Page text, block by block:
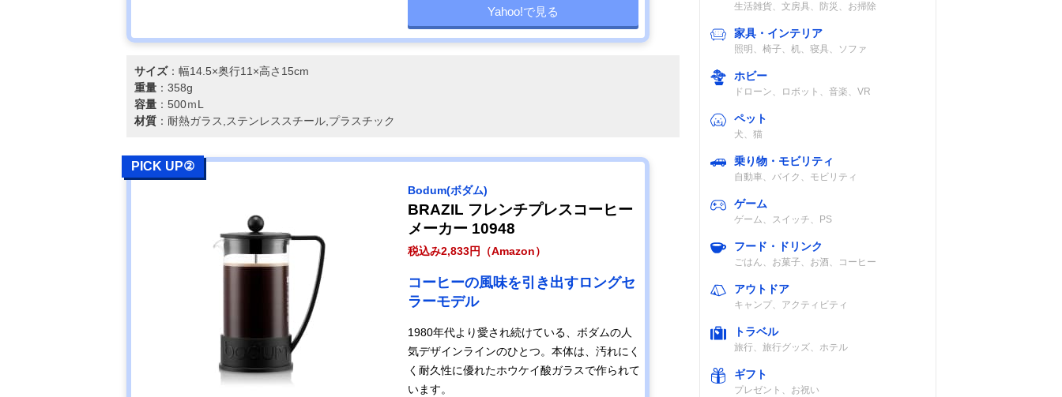
Yahoo!で見る
サイズ：幅14.5×奥行11×高さ15cm
重量：358g
容量：500ｍL
材質：耐熱ガラス,ステンレススチール,プラスチック
PICK UP②
‎Bodum(ボダム)
BRAZIL フレンチプレスコーヒー
メーカー 10948
税込み2,833円（Amazon）
コーヒーの風味を引き出すロングセ
ラーモデル
1980年代より愛され続けている、ボダムの人
気デザインラインのひとつ。本体は、汚れにく
く耐久性に優れたホウケイ酸ガラスで作られて
います。
生活雑貨、文房具、防災、お掃除
家具・インテリア
照明、椅子、机、寝具、ソファ
ホビー
ドローン、ロボット、音楽、VR
ペット
犬、猫
乗り物・モビリティ
自動車、バイク、モビリティ
ゲーム
ゲーム、スイッチ、PS
フード・ドリンク
ごはん、お菓子、お酒、コーヒー
アウトドア
キャンプ、アクティビティ
トラベル
旅行、旅行グッズ、ホテル
ギフト
プレゼント、お祝い